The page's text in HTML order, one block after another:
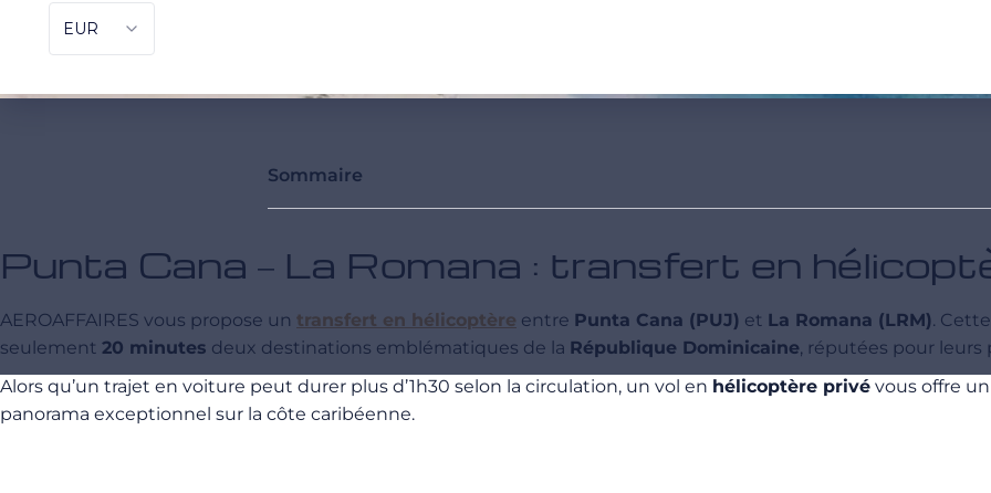
Sommaire
Punta Cana – La Romana : transfert en
AEROAFFAIRES vous propose un transfert en hélicoptère entre Punta Cana (PUJ) et La Romana (LRM).
seulement 20 minutes deux destinations emblématiques de la République Dominicaine, réputées pour leurs
Alors qu’un trajet en voiture peut durer plus d’1h30 selon la circulation, un vol en hélicoptère privé vous offre
panorama exceptionnel sur la côte caribéenne.